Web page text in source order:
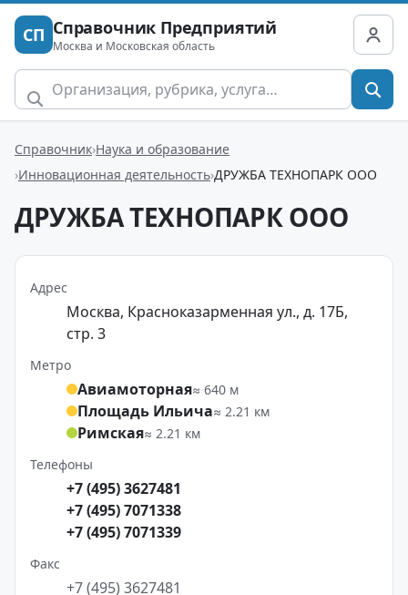
СП Справочник Предприятий
Москва и Московская область
Справочник Наука и образование
Инновационная деятельность ДРУЖБА ТЕХНОПАРК ООО
ДРУЖБА ТЕХНОПАРК ООО
Адрес
Москва, Красноказарменная ул., д. 17Б,
стр. 3
Метро
Авиамоторная≈ 640 м
Площадь Ильича≈ 2.21 км
Римская≈ 2.21 км
Телефоны
+7 (495) 3627481
+7 (495) 7071338
+7 (495) 7071339
Факс
+7 (495) 3627481